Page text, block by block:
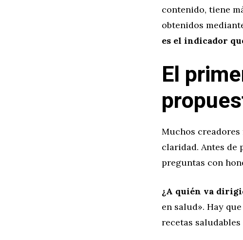
contenido, tiene
obtenidos
es el indicador
El
Muchos
claridad. Antes de
preguntas con
¿A quién va
en salud». Hay
recetas